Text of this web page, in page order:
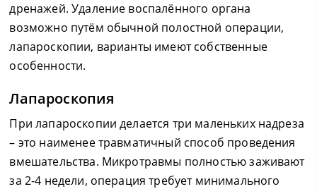
дренажей. Удаление воспалённого органа
возможно путём обычной полостной операции,
лапароскопии, варианты имеют собственные
особенности.
Лапароскопия
При лапароскопии делается три маленьких надреза
– это наименее травматичный способ проведения
вмешательства. Микротравмы полностью заживают
за 2-4 недели, операция требует минимального